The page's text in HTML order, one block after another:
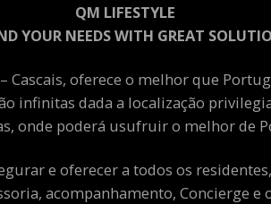
QM LIFESTYLE
YOUR NEEDS WITH GREAT
Cascais, oferece o melhor que
infinitas dada a localização
onde poderá usufruir o melhor de
e oferecer a todos os
acompanhamento, Concierge e